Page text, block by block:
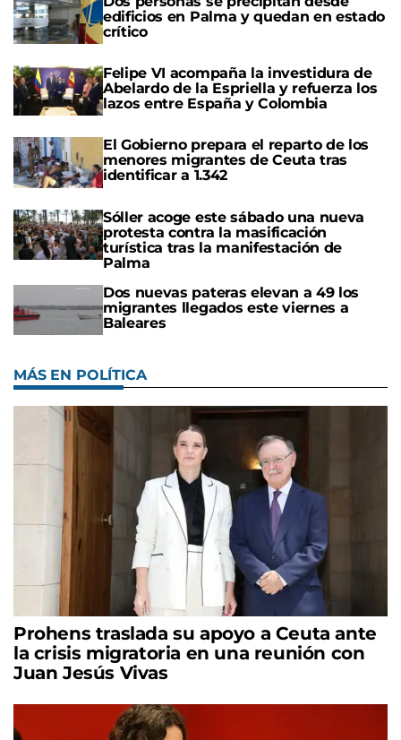
edificios en Palma y quedan en estado
crítico
Felipe VI acompaña la investidura de
Abelardo de la Espriella y refuerza los
lazos entre España y Colombia
El Gobierno prepara el reparto de los
menores migrantes de Ceuta tras
identificar a 1.342
Sóller acoge este sábado una nueva
protesta contra la masificación
turística tras la manifestación de
Palma
Dos nuevas pateras elevan a 49 los
migrantes llegados este viernes a
Baleares
MÁS EN POLÍTICA
Prohens traslada su apoyo a Ceuta ante
la crisis migratoria en una reunión con
Juan Jesús Vivas